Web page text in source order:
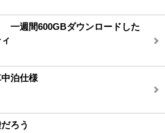
一週間600GBダウンロードした
泊仕様
ろう